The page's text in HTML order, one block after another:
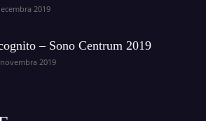
2019
– Sono Centrum 2019
2019